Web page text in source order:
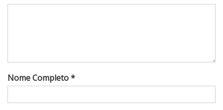
Nome Completo *